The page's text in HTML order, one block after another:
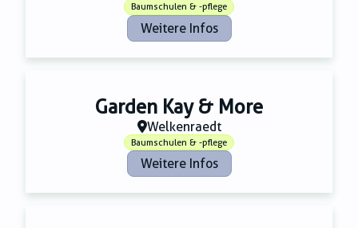
Baumschulen & -pflege
Weitere Infos
Garden Kay & More
Welkenraedt
Baumschulen & -pflege
Weitere Infos